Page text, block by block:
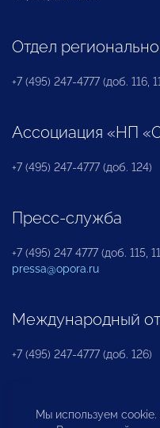
Отдел
+7 (495) 247-4777 (доб. 116,
Ассоциация «НП
+7 (495) 247-4777 (доб. 124)
Пресс-служба
+7 (495) 247 4777 (доб. 115,
pressa@opora.ru
Международный
+7 (495) 247-4777 (доб. 126)
Бюро по защите
Мы используем